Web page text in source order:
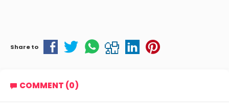
Share to
COMMENT (0)